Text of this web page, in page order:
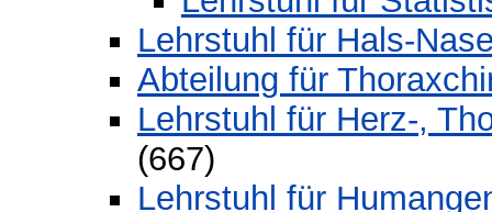
Lehrstuhl für Hals-
Abteilung für
Lehrstuhl für Herz-,
(667)
Lehrstuhl für